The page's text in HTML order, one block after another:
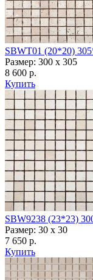
SBWT01 (20*20)
Размер: 300 х 305
8 600 р.
Купить
SBW9238 (23*23)
Размер: 30 x 30
7 650 р.
Купить